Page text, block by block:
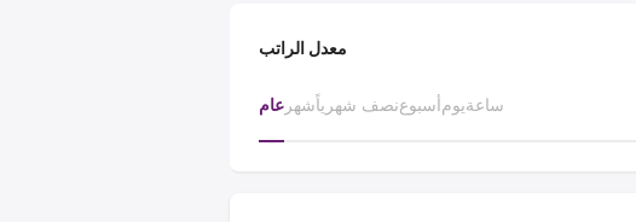
معدل الراتب
عام شهرنصف شهرياًأسبوعيومساعة